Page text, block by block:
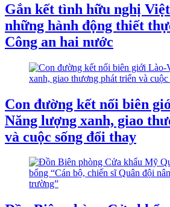
Gắn kết tình hữu nghị
những hành động thiết
Công an hai nước
Con đường kết nối biên
Năng lượng xanh, giao
và cuộc sống đổi thay